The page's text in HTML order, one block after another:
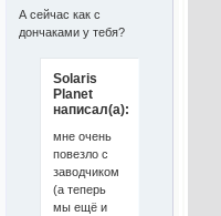
А сейчас как с
дончаками у тебя?
Solaris
Planet
написал(а):
мне очень
повезло с
заводчиком
(а теперь
мы ещё и